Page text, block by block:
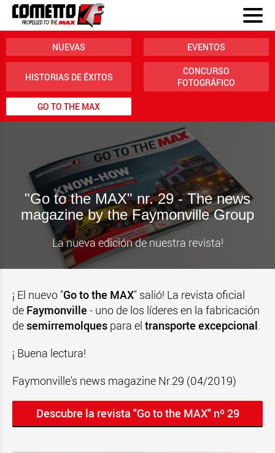
NUEVAS EVENTOS
HISTORIAS DE ÉXITOS
CONCURSO
FOTOGRÁFICO
GO TO THE MAX
"Go to the MAX" nr. 29 - The news
magazine by the Faymonville Group
La nueva edición de nuestra revista!
¡ El nuevo "Go to the MAX" salió! La revista oficial
de Faymonville - uno de los líderes en la fabricación
desemirremolques para el transporte excepcional.
¡ Buena lectura!
Faymonville's news magazine Nr.29 (04/2019)
Descubre la revista "Go to the MAX" nº 29